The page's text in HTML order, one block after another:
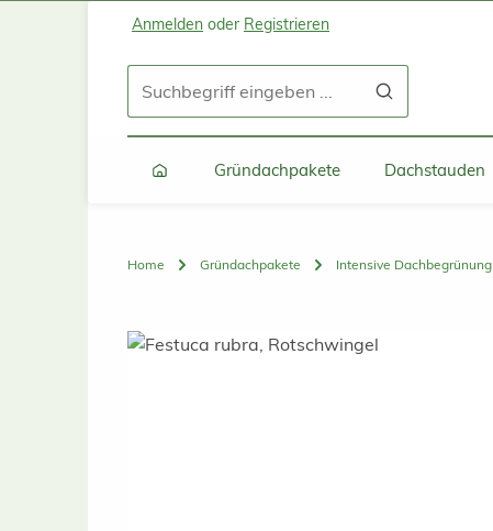
Zum Hauptinhalt springen
Zur Suche springen
Zur Hauptnavigation springen
Anmelden oder Registrieren
Gründachpakete Dachstauden
Home Gründachpakete Intensive Dachbegrünung
Bildergalerie überspringen